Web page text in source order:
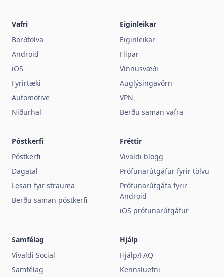
Vafri
Borðtölva
Android
iOS
Fyrirtæki
Automotive
Niðurhal
Eiginleikar
Eiginleikar
Flipar
Vinnusvæði
Auglýsingavörn
VPN
Berðu saman vafra
Póstkerfi
Póstkerfi
Dagatal
Lesari fyir strauma
Berðu saman póstkerfi
Fréttir
Vivaldi blogg
Prófunarútgáfur fyrir tölvu
Prófunarútgáfa fyrir
Android
iOS prófunarútgáfur
Samfélag
Vivaldi Social
Samfélag
Hjálp
Hjálp/FAQ
Kennsluefni